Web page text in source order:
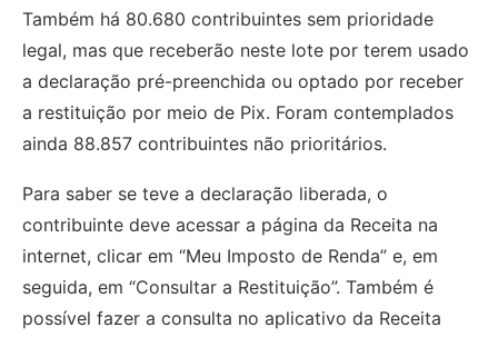
Também há 80.680 contribuintes sem prioridade
legal, mas que receberão neste lote por terem usado
a declaração pré-preenchida ou optado por receber
a restituição por meio de Pix. Foram contemplados
ainda 88.857 contribuintes não prioritários.
Para saber se teve a declaração liberada, o
contribuinte deve acessar a página da Receita na
internet, clicar em “Meu Imposto de Renda” e, em
seguida, em “Consultar a Restituição”. Também é
possível fazer a consulta no aplicativo da Receita